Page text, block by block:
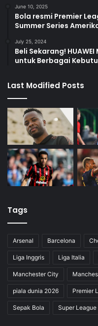
o
k
June 10, 2025
Bola resmi Premier
Summer Series
July 25, 2024
Beli Sekarang!
untuk Berbagai
Last Modified Posts
Tags
Arsenal Barcelona
Liga Inggris Liga Italia
Manchester City
piala dunia 2026 Premier
Sepak Bola Super League